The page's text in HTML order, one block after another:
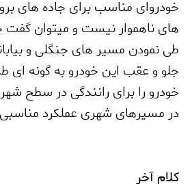
خودروای مناسب برای جاده های
های ناهموار نیست و میتوان گفت
طی نمودن مسیر های جنگلی و
جلو و عقب این خودرو به گونه ای
خودرو را برای رانندگی در سطح
در مسیرهای شهری عملکرد مناسبی
کلام آخر